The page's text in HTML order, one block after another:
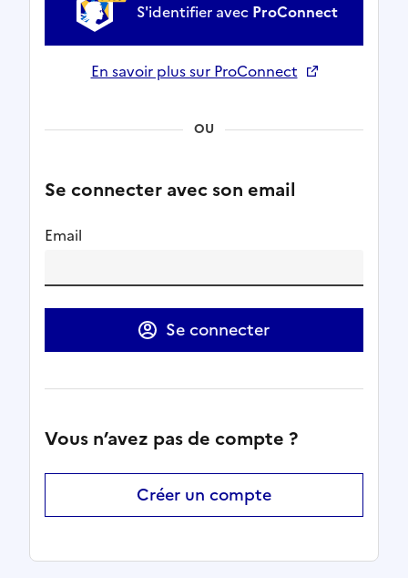
S'identifier avec ProConnect
En savoir plus sur ProConnect
OU
Se connecter avec son email
Email
Se connecter
Vous n’avez pas de compte ?
Créer un compte